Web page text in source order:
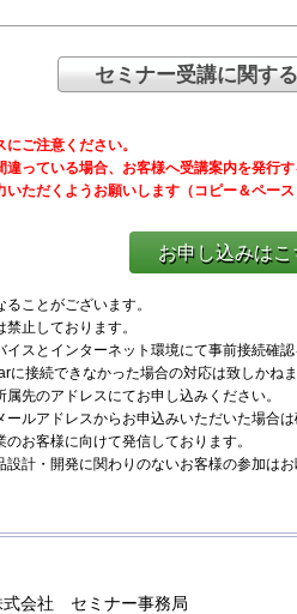
セミナー受講に関す
ご注意ください。
違っている場合、お客様へ受講案内を発行
いただくようお願いします（コピー＆ペー
お申し込みはこ
ことがございます。
止しております。
スとインターネット環境にて事前接続確
に接続できなかった場合の対応は致しかね
先のアドレスにてお申し込みください。
ルアドレスからお申込みいただいた場合
お客様に向けて発信しております。
計・開発に関わりのないお客様の参加は
式会社 セミナー事務局